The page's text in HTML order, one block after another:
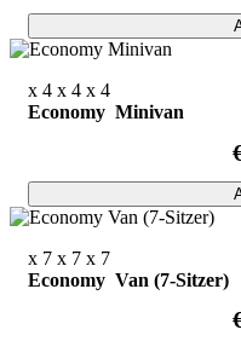
x 4 x 4 x 4
Economy Minivan
x 7 x 7 x 7
Economy Van (7-Sitzer)